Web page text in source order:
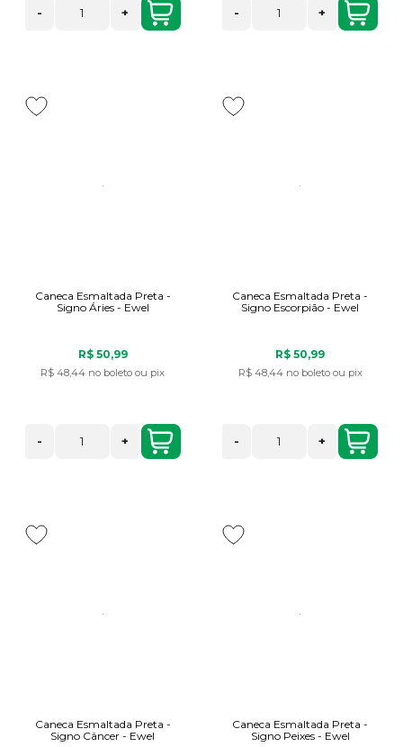
- + - +
Caneca Esmaltada Preta -
Signo Áries - Ewel
R$ 50,99
R$ 48,44 no boleto ou pix
- +
Caneca Esmaltada Preta -
Signo Escorpião - Ewel
R$ 50,99
R$ 48,44 no boleto ou pix
- +
Caneca Esmaltada Preta -
Signo Câncer - Ewel
Caneca Esmaltada Preta -
Signo Peixes - Ewel